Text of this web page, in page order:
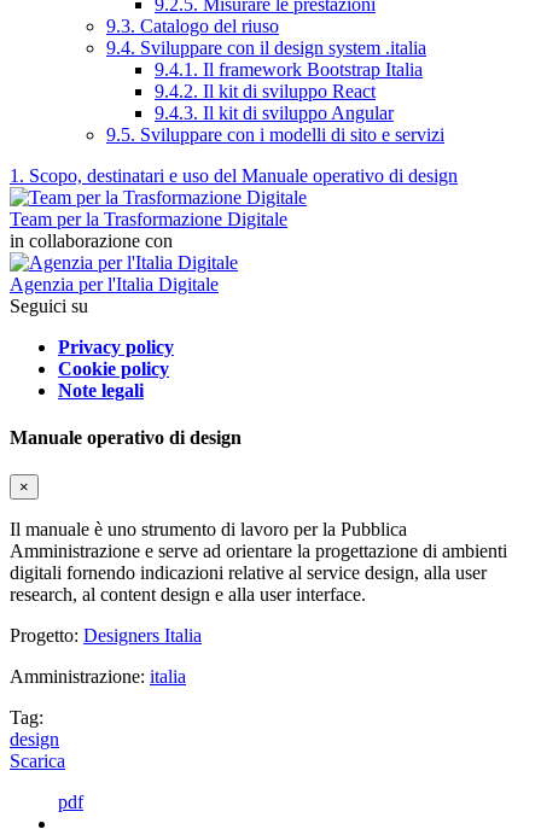
9.3. Catalogo del riuso
9.4. Sviluppare con il design system .italia
9.4.1. Il framework Bootstrap Italia
9.4.2. Il kit di sviluppo React
9.4.3. Il kit di sviluppo Angular
9.5. Sviluppare con i modelli di sito e servizi
1. Scopo, destinatari e uso del Manuale operativo di design
Team per la Trasformazione Digitale
in collaborazione con
Agenzia per l'Italia Digitale
Seguici su
Privacy policy
Cookie policy
Note legali
Manuale operativo di design
×
Il manuale è uno strumento di lavoro per la Pubblica
Amministrazione e serve ad orientare la progettazione di ambienti
digitali fornendo indicazioni relative al service design, alla user
research, al content design e alla user interface.
Progetto: Designers Italia
Amministrazione: italia
Tag:
design
Scarica
pdf